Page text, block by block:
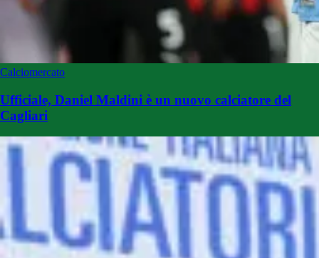
Calciomercato
Ufficiale, Daniel Maldini è un nuovo calciatore del
Cagliari